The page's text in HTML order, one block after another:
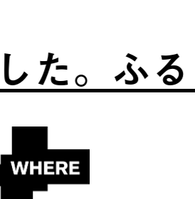
ふるさと